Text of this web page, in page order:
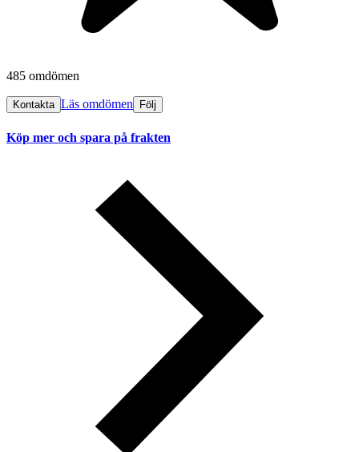
485 omdömen
Kontakta Läs omdömen Följ
Köp mer och spara på frakten